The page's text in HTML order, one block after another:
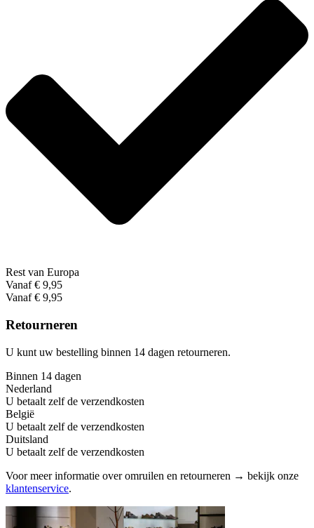
Rest van Europa
Vanaf € 9,95
Vanaf € 9,95
Retourneren
U kunt uw bestelling binnen 14 dagen retourneren.
Binnen 14 dagen
Nederland
U betaalt zelf de verzendkosten
België
U betaalt zelf de verzendkosten
Duitsland
U betaalt zelf de verzendkosten
Voor meer informatie over omruilen en retourneren → bekijk onze
klantenservice.